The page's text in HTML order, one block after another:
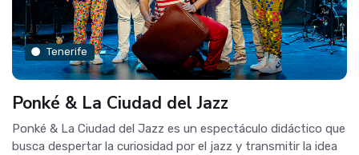
Tenerife
Ponké & La Ciudad del Jazz
Ponké & La Ciudad del Jazz es un espectáculo didáctico que
busca despertar la curiosidad por el jazz y transmitir la idea